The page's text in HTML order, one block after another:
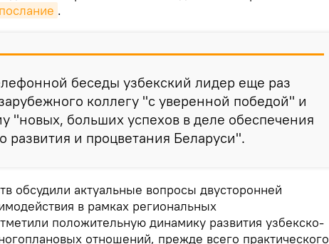
.
беседы узбекский лидер еще раз
коллегу "с уверенной победой" и
"новых, больших успехов в деле обеспечения
развития и процветания Беларуси".
обсудили актуальные вопросы двусторонней
в рамках региональных
положительную динамику развития узбекско-
отношений, прежде всего практического